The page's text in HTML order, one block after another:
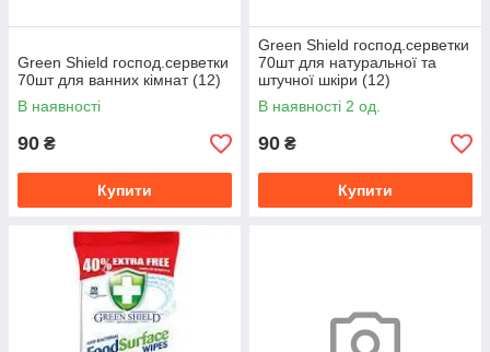
Green Shield господ.серветки
70шт для ванних кімнат (12)
В наявності
90 ₴
Купити
Green Shield господ.серветки
70шт для натуральної та
штучної шкіри (12)
В наявності 2 од.
90 ₴
Купити